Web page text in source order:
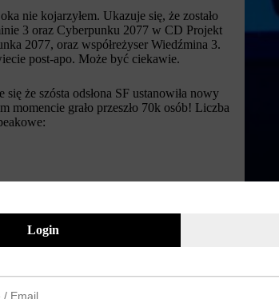
nie kojarzyłem. Ukazuje się, że zostało
3 oraz Cyberpunku 2077 w CD Projekt
2077, oraz współreżyser Wiedźmina 3.
post-apo. Może być ciekawie.
że szósta odsłona SF ustanowiła nowy
momencie grało przeszło 70k osób! Liczba
Login